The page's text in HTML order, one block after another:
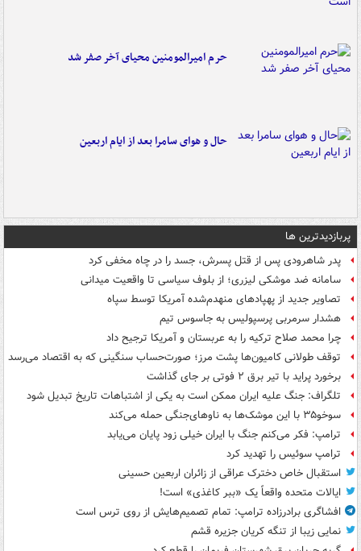
حرم امیرالمومنین محیای آخر صفر شد
حال و هوای سامرا بعد از ایام اربعین
پربازدیدترین ها
پدر شاهرودی پس از قتل پسرش، جسد را در چاه مخفی کرد
سامانه ضد موشکی لیزری؛ از بلوف سیاسی تا واقعیت میدانی
تصاویر جدید از پهپادهای منهدم‌شده آمریکا توسط سپاه
هشدار سرمربی پرسپولیس به جاسوس تیم
چرا محمد صلاح ترکیه را به عربستان و آمریکا ترجیح داد
توقف طولانی کامیون‌ها پشت مرز؛ صورت‌حساب سنگینی که به اقتصاد می‌رسد
برخورد پراید با تیر برق ۲ فوتی بر جای گذاشت
تلگراف: جنگ علیه ایران ممکن است به یکی از اشتباهات تاریخ تبدیل شود
سوخو۳۵ با این موشک‌ها به ناوهای‌جنگی حمله می‌کند
ترامپ: فکر می‌کنم جنگ با ایران خیلی زود پایان می‌یابد
ترامپ سوئیس را تهدید کرد
استقبال خاص دخترک عراقی از زائران اربعین حسینی
ایالات متحده واقعاً یک «ببر کاغذی» است!
افشاگری برادرزاده ترامپ: تمام تصمیم‌هایش از روی ترس است
نمایی زیبا از تنگه کریان جزیره قشم